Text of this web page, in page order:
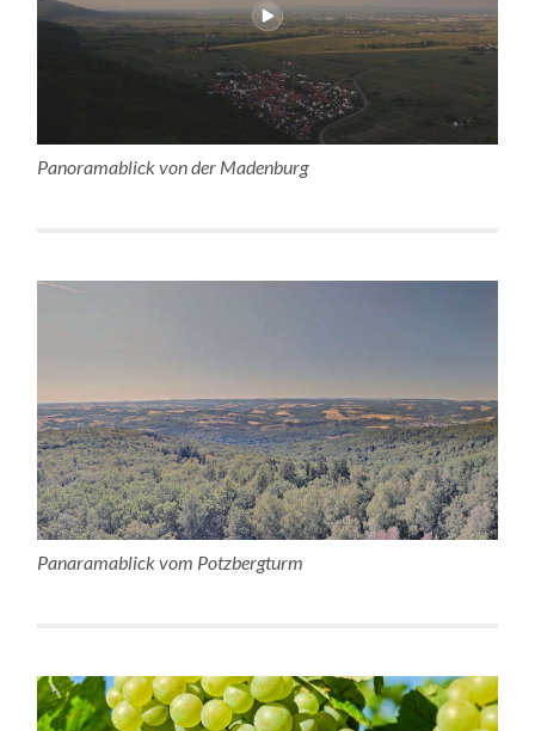
Panoramablick von der Madenburg
Panaramablick vom Potzbergturm